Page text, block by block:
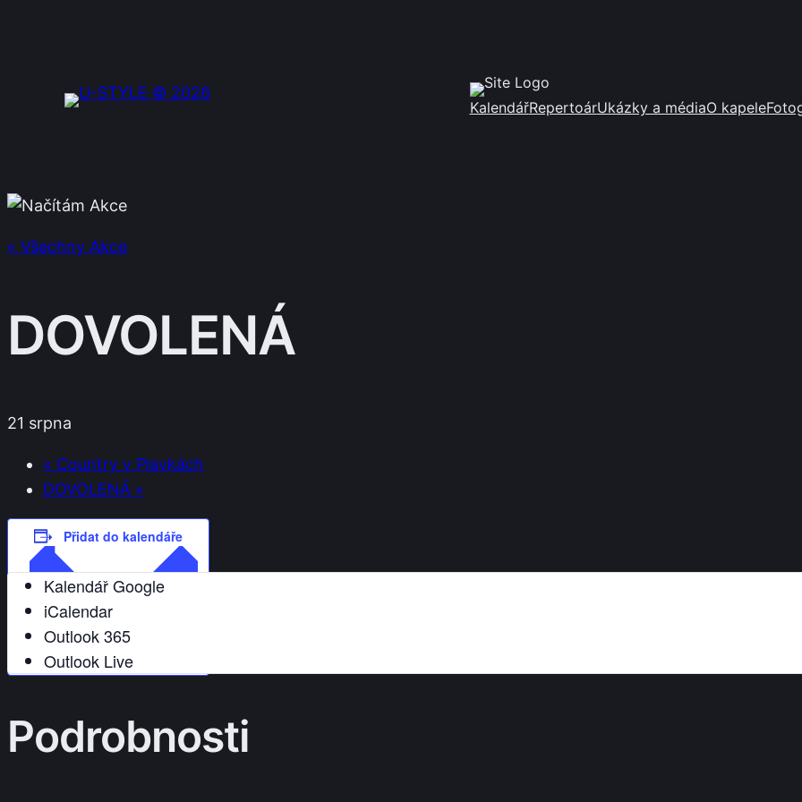
KalendářRepertoárUkázky a médiaO kapele
« Všechny Akce
DOVOLENÁ
21 srpna
« Country v Plavkách
DOVOLENÁ »
Přidat do kalendáře
Kalendář Google
iCalendar
Outlook 365
Outlook Live
Podrobnosti